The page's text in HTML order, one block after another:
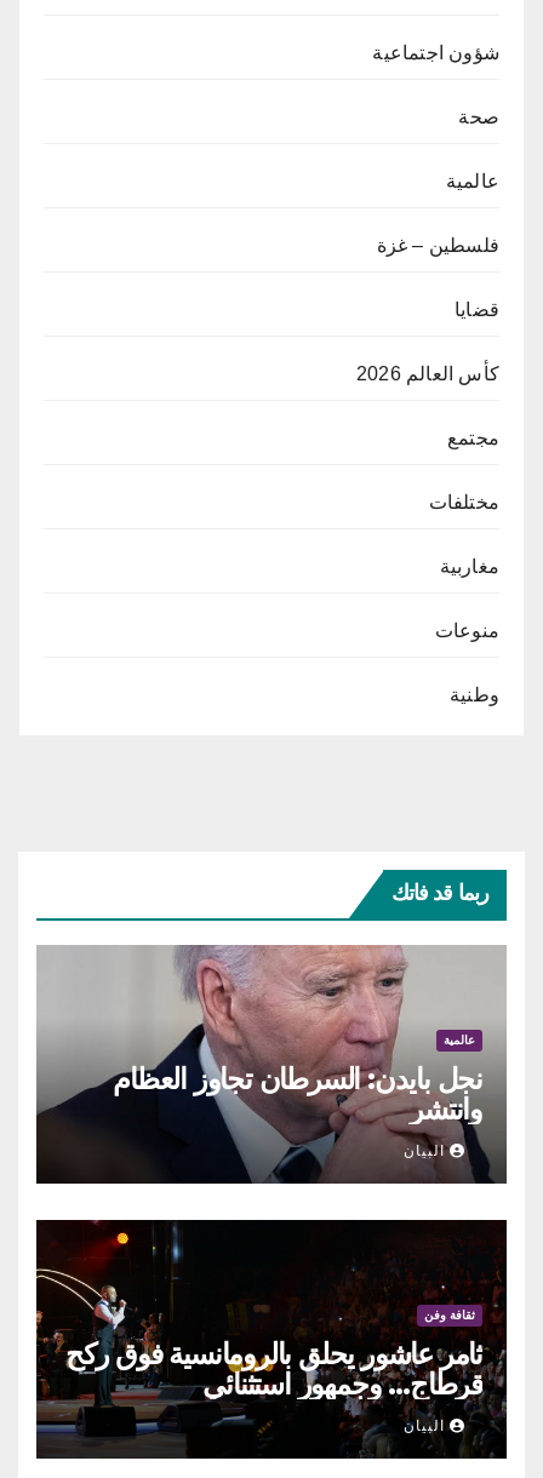
شؤون اجتماعية
صحة
عالمية
فلسطين – غزة
قضايا
كأس العالم 2026
مجتمع
مختلفات
مغاربية
منوعات
وطنية
ربما قد فاتك
عالمية
نجل بايدن: السرطان تجاوز العظام
وانتشر
البيان
ثقافة وفن
ثامر عاشور يحلق بالرومانسية فوق ركح
قرطاج… وجمهور استثنائي
البيان